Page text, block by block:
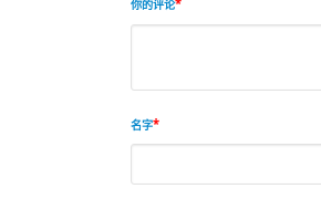
你的评论
名字